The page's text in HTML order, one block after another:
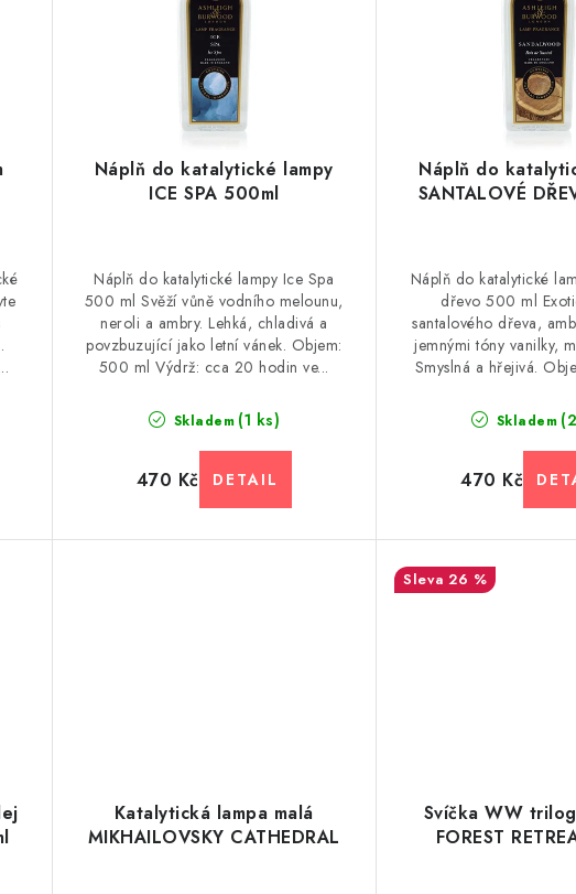
Náplň do katalytické lampy
ICE SPA 500ml
Skladem (1 ks)
470 Kč
Náplň do katalytické lampy Ice Spa
500 ml Svěží vůně vodního melounu,
neroli a ambry. Lehká, chladivá a
povzbuzující jako letní vánek. Objem:
500 ml Výdrž: cca 20 hodin ve...
Náplň do
SANTALOVÉ
Skladem
470 Kč
Náplň do katalytické
dřevo 500 ml
santalového dřeva,
jemnými tóny vanilky,
Smyslná a hřejivá.
Katalytická lampa malá
MIKHAILOVSKY CATHEDRAL
Svíčka WW
FOREST
26 %